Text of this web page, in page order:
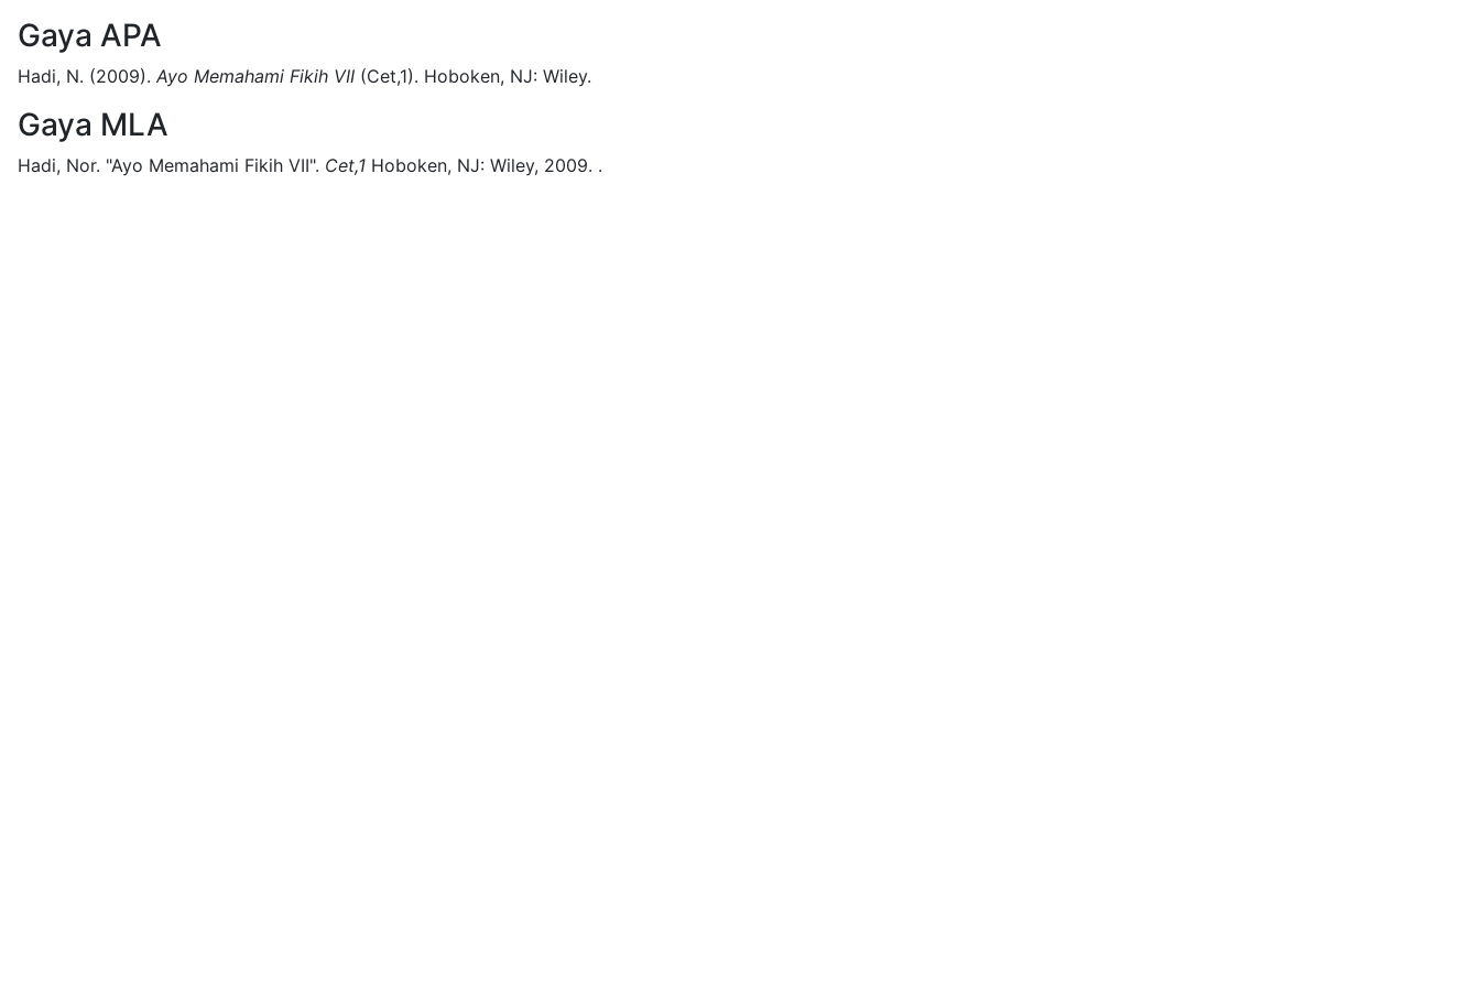
Gaya APA
Hadi, N. (2009). Ayo Memahami Fikih VII (Cet,1). Hoboken, NJ: Wiley.
Gaya MLA
Hadi, Nor. "Ayo Memahami Fikih VII". Cet,1 Hoboken, NJ: Wiley, 2009. .